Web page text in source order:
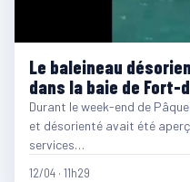
Le baleineau
dans la baie de Fort-
Durant le week-end de
et désorienté avait été
services…
12/04 · 11h29